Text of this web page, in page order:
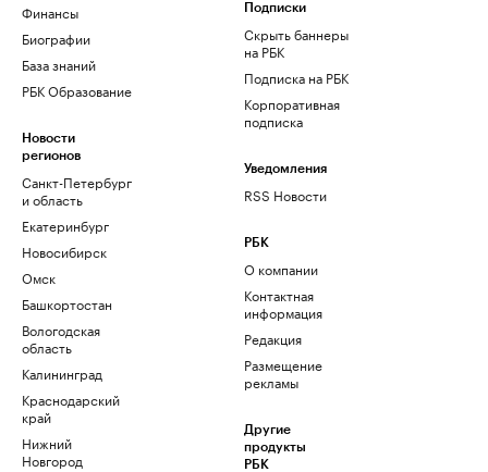
Финансы
Биографии
База знаний
РБК Образование
Новости
регионов
Санкт-Петербург
и область
Екатеринбург
Новосибирск
Омск
Башкортостан
Вологодская
область
Калининград
Краснодарский
край
Нижний
Новгород
Подписки
Скрыть баннеры
на РБК
Подписка на РБК
Корпоративная
подписка
Уведомления
RSS Новости
РБК
О компании
Контактная
информация
Редакция
Размещение
рекламы
Другие
продукты
РБК